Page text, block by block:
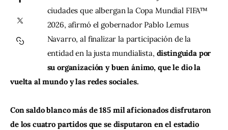
Contacto
ciudades que albergan la Copa Mundial FIFA™
2026, afirmó el gobernador Pablo Lemus
Navarro, al finalizar la participación de la
entidad en la justa mundialista, distinguida por
su organización y buen ánimo, que le dio la
vuelta al mundo y las redes sociales.
Con saldo blanco más de 185 mil aficionados disfrutaron
de los cuatro partidos que se disputaron en el estadio